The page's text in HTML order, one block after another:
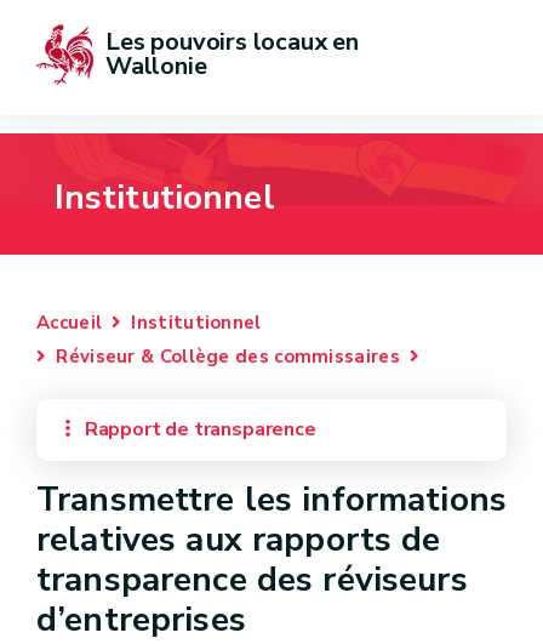
Les pouvoirs locaux en
Wallonie
Institutionnel
Accueil
Institutionnel
Réviseur & Collège des commissaires
Rapport de transparence
Transmettre les informations
relatives aux rapports de
transparence des réviseurs
d’entreprises